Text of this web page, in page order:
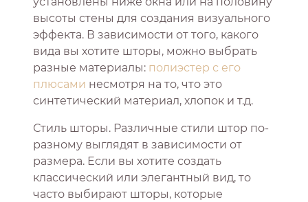
высоты стены для создания визуального
эффекта. В зависимости от того, какого
вида вы хотите шторы, можно выбрать
разные материалы: полиэстер с его
плюсами несмотря на то, что это
синтетический материал, хлопок и т.д.
Стиль шторы. Различные стили штор по-
разному выглядят в зависимости от
размера. Если вы хотите создать
классический или элегантный вид, то
часто выбирают шторы, которые